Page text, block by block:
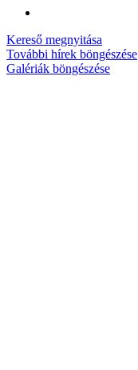
Kereső megnyitása
További hírek böngészése
Galériák böngészése